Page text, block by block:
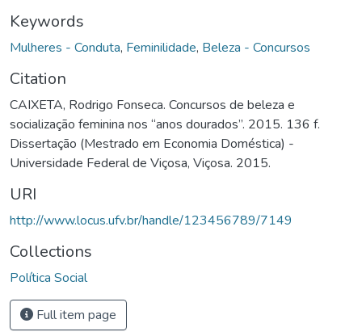
Keywords
Mulheres - Conduta, Feminilidade, Beleza - Concursos
Citation
CAIXETA, Rodrigo Fonseca. Concursos de beleza e
socialização feminina nos “anos dourados”. 2015. 136 f.
Dissertação (Mestrado em Economia Doméstica) -
Universidade Federal de Viçosa, Viçosa. 2015.
URI
http://www.locus.ufv.br/handle/123456789/7149
Collections
Política Social
Full item page